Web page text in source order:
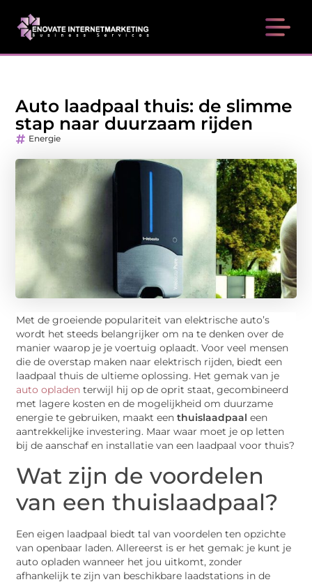
Auto laadpaal thuis: de slimme
stap naar duurzaam rijden
Energie
Met de groeiende populariteit van elektrische auto’s
wordt het steeds belangrijker om na te denken over de
manier waarop je je voertuig oplaadt. Voor veel mensen
die de overstap maken naar elektrisch rijden, biedt een
laadpaal thuis de ultieme oplossing. Het gemak van je
auto opladen terwijl hij op de oprit staat, gecombineerd
met lagere kosten en de mogelijkheid om duurzame
energie te gebruiken, maakt eenthuislaadpaaleen
aantrekkelijke investering. Maar waar moet je op letten
bij de aanschaf en installatie van een laadpaal voor thuis?
Wat zijn de voordelen
van een thuislaadpaal?
Een eigen laadpaal biedt tal van voordelen ten opzichte
van openbaar laden. Allereerst is er het gemak: je kunt je
auto opladen wanneer het jou uitkomt, zonder
afhankelijk te zijn van beschikbare laadstations in de